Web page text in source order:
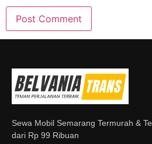
Sewa Mobil Semarang Termurah &
dari Rp 99 Ribuan